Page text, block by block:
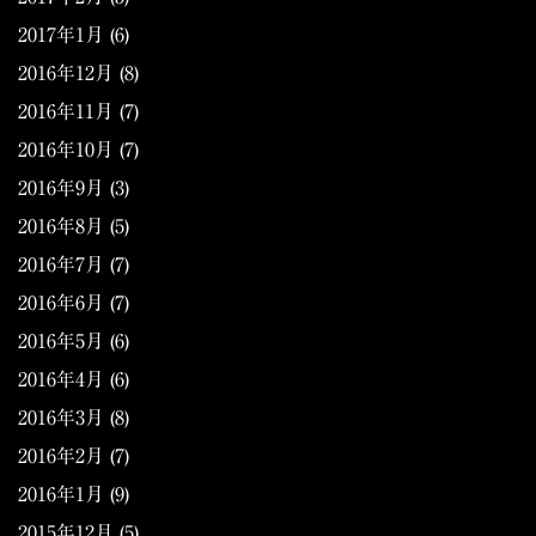
2017年1月 (6)
2016年12月 (8)
2016年11月 (7)
2016年10月 (7)
2016年9月 (3)
2016年8月 (5)
2016年7月 (7)
2016年6月 (7)
2016年5月 (6)
2016年4月 (6)
2016年3月 (8)
2016年2月 (7)
2016年1月 (9)